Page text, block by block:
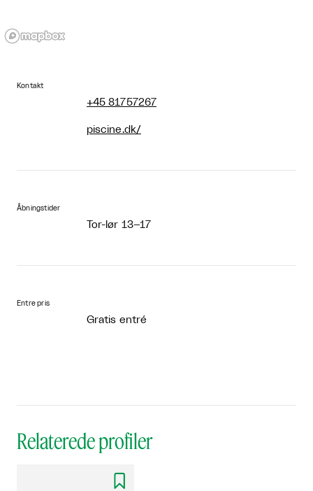
Kontakt
+45 81757267
piscine.dk/
Åbningstider
Tor-lør 13–17
Entre pris
Gratis entré
Relaterede profiler
